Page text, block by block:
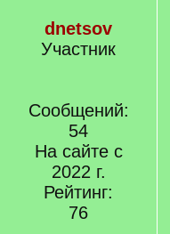
dnetsov
Участник
Сообщений:
54
На сайте с
2022 г.
Рейтинг:
76